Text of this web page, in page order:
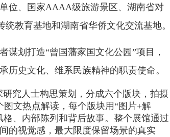
位、国家AAAA级旅游景区、湖南省对
教育基地和湖南省华侨文化交流基地。
谋划打造“曾国藩家国文化公园”项目，
历史文化、维系民族精神的职责使命。
究人士构思策划，分成六个版块，拍摄
图文热点解读，每个版块用“图片+解
、内部陈列和背后故事。整个展馆通过
的视觉感，最大限度保留场景的真实